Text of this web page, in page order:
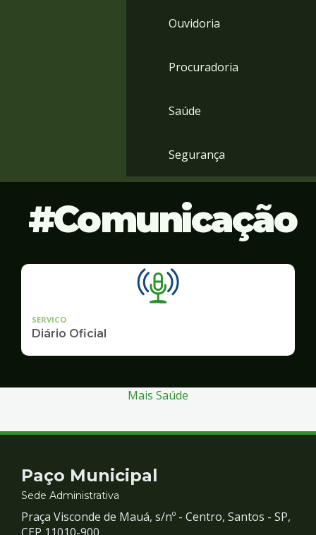
Ouvidoria
Procuradoria
Saúde
Segurança
Comunicação
SERVICO
Diário Oficial
Mais Saúde
Contato
e
Paço Municipal
Sede Administrativa
Praça Visconde de Mauá, s/nº - Centro, Santos - SP,